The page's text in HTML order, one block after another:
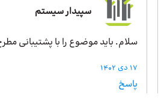
سپیدار سیستم
سلام. باید موضوع را با پشتیبانی
17 دی 1402
پاسخ